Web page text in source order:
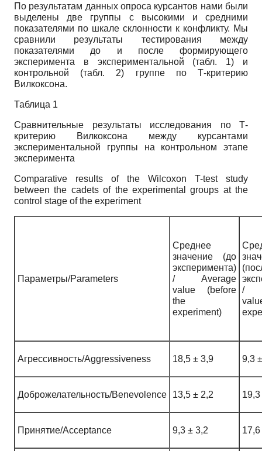
По результатам данных опроса курсантов нами были
выделены две группы с высокими и средними
показателями по шкале склонности к конфликту. Мы
сравнили результаты тестирования между
показателями до и после формирующего
эксперимента в экспериментальной (табл. 1) и
контрольной (табл. 2) группе по Т-критерию
Вилкоксона.
Таблица 1
Сравнительные результаты исследования по Т-
критерию Вилкоксона между курсантами
экспериментальной группы на контрольном этапе
эксперимента
Comparative results of the Wilcoxon T-test study
between the cadets of the experimental groups at the
control stage of the experiment
Параметры/Parameters
Среднее
значение (до
эксперимента)
/ Average
value (before
the
experiment)
/
Агрессивность/Aggressiveness 18,5 ± 3,9 9,3
Доброжелательность/Benevolence 13,5 ± 2,2
Принятие/Acceptance 9,3 ± 3,2